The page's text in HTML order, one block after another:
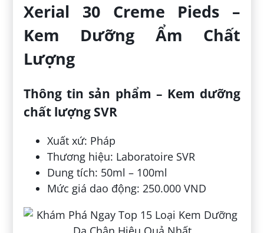
Xerial 30 Creme Pieds –
Kem Dưỡng Ẩm Chất
Lượng
Thông tin sản phẩm – Kem dưỡng
chất lượng SVR
Xuất xứ: Pháp
Thương hiệu: Laboratoire SVR
Dung tích: 50ml – 100ml
Mức giá dao động: 250.000 VND